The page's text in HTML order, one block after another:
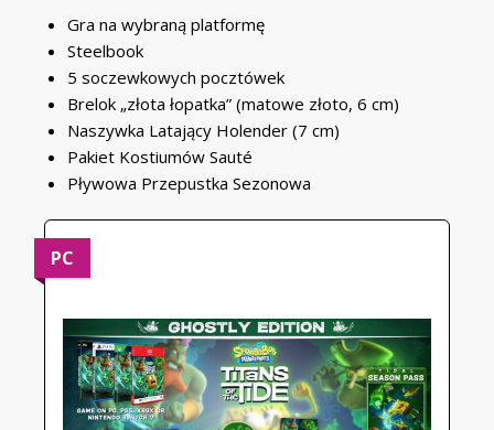
Gra na wybraną platformę
Steelbook
5 soczewkowych pocztówek
Brelok „złota łopatka” (matowe złoto, 6 cm)
Naszywka Latający Holender (7 cm)
Pakiet Kostiumów Sauté
Pływowa Przepustka Sezonowa
PC